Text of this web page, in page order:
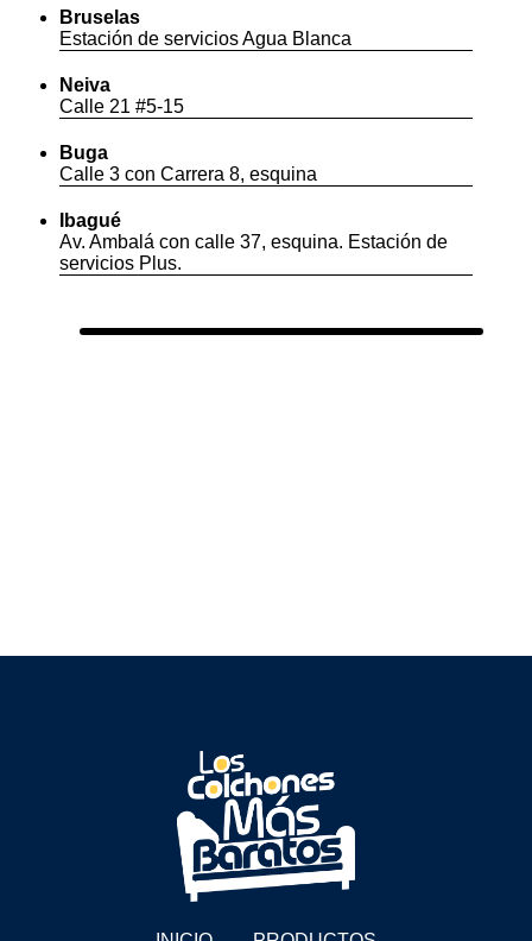
Bruselas
Estación de servicios Agua Blanca
Neiva
Calle 21 #5-15
Buga
Calle 3 con Carrera 8, esquina
Ibagué
Av. Ambalá con calle 37, esquina. Estación de
servicios Plus.